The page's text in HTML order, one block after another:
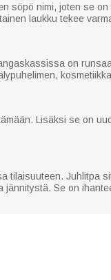
söpö nimi, joten se
laukku tekee
on
Lisäksi se on
tilaisuuteen. Juhlitpa
Se on